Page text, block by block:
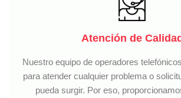
Atención de
Nuestro equipo de operadores
para atender cualquier problema o
pueda surgir. Por eso,